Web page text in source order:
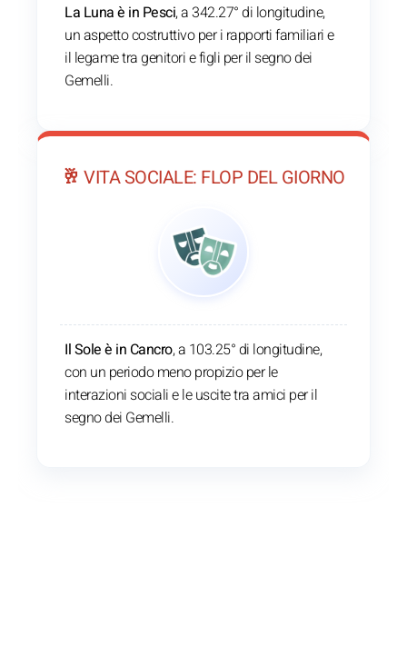
La Luna è in Pesci, a 342.27° di longitudine,
un aspetto costruttivo per i rapporti familiari e
il legame tra genitori e figli per il segno dei
Gemelli.
🥂 VITA SOCIALE: FLOP DEL GIORNO
Il Sole è in Cancro, a 103.25° di longitudine,
con un periodo meno propizio per le
interazioni sociali e le uscite tra amici per il
segno dei Gemelli.